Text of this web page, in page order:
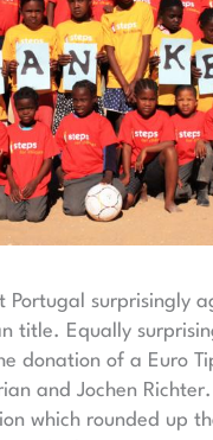
Portugal surprisingly
title. Equally
donation of a Euro
and Jochen
which rounded up